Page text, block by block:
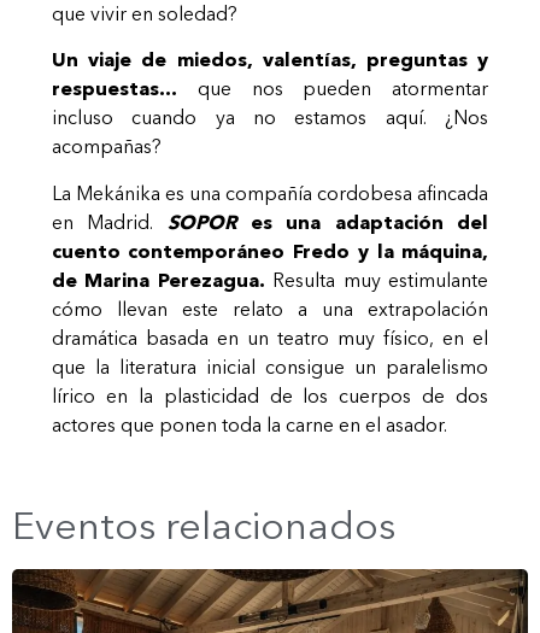
que vivir en soledad?
Un viaje de miedos, valentías, preguntas y
respuestas… que nos pueden atormentar
incluso cuando ya no estamos aquí. ¿Nos
acompañas?
La Mekánika es una compañía cordobesa afincada
en Madrid. SOPORes una adaptación del
cuento contemporáneo Fredo y la máquina,
de Marina Perezagua. Resulta muy estimulante
cómo llevan este relato a una extrapolación
dramática basada en un teatro muy físico, en el
que la literatura inicial consigue un paralelismo
lírico en la plasticidad de los cuerpos de dos
actores que ponen toda la carne en el asador.
Eventos relacionados